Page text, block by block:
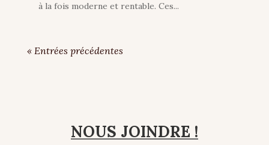
à la fois moderne et rentable. Ces...
« Entrées précédentes
NOUS JOINDRE !